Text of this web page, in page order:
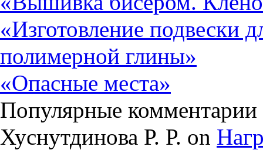
«Изготовление подвески
полимерной глины»
«Опасные места»
Популярные комментарии
Хуснутдинова Р. Р. on